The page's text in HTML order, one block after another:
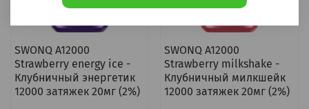
SWONQ A12000
Strawberry energy ice -
Клубничный энергетик
12000 затяжек 20мг (2%)
SWONQ A12000
Strawberry milkshake -
Клубничный милкшейк
12000 затяжек 20мг (2%)